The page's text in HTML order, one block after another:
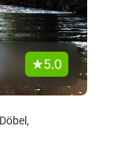
5.0